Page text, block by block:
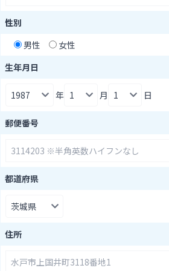
性別
男性
女性
生年月日
年 月 日
郵便番号
都道府県
住所